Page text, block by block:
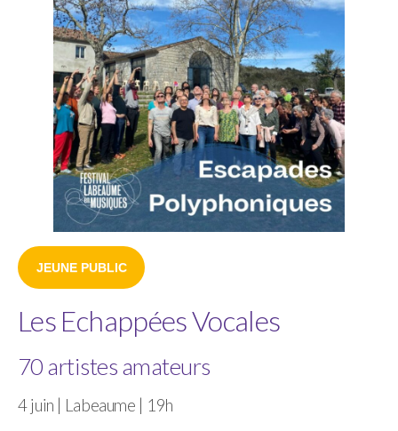
JEUNE PUBLIC
Les Echappées Vocales
70 artistes amateurs
4 juin | Labeaume | 19h